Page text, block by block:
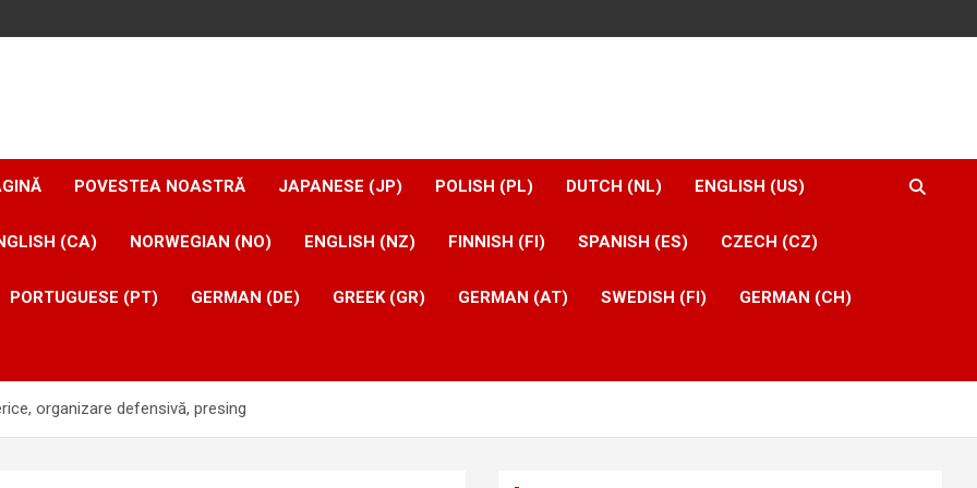
POVESTEA NOASTRĂ JAPANESE (JP) POLISH (PL) DUTCH (NL) ENGLISH (US)
(CA) NORWEGIAN (NO) ENGLISH (NZ) FINNISH (FI) SPANISH (ES) CZECH (CZ)
PORTUGUESE (PT) GERMAN (DE) GREEK (GR) GERMAN (AT) SWEDISH (FI) GERMAN (CH)
organizare defensivă, presing